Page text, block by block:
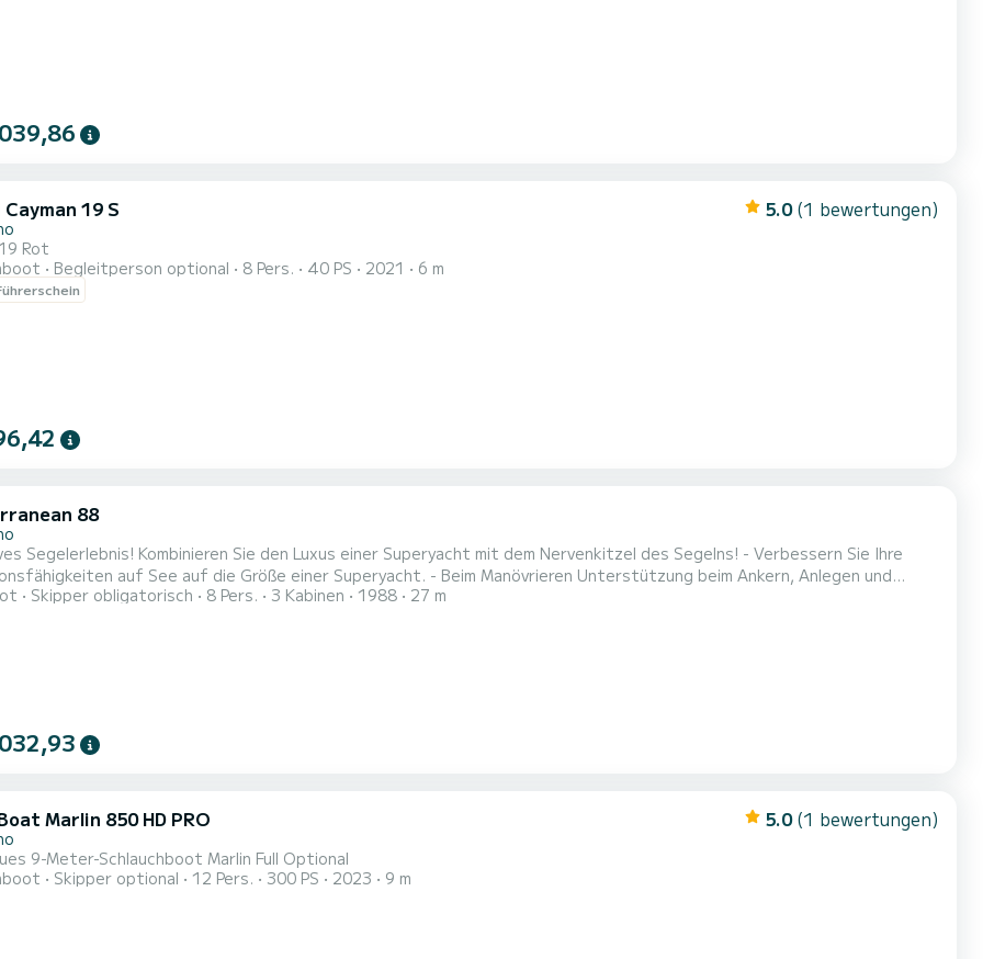
19 S 5.0 (1 bewertungen)
Rot
Begleitperson optional 8 Pers. 40 PS 2021 6 m
88
Luxus einer Superyacht mit dem Nervenkitzel des Segelns! - Verbessern Sie Ihre
auf See auf die Größe einer Superyacht. - Beim Manövrieren Unterstützung beim Ankern, Anlegen und
Bestimmen Sie Ihre eigenen Segelrouten und Ziele. - Erfahren Sie mehr über den Motor- und Pumpenraum einer
Skipper obligatorisch 8 Pers. 3 Kabinen 1988 27 m
Marlin 850 HD PRO 5.0 (1 bewertungen)
9-Meter-Schlauchboot Marlin Full Optional
Skipper optional 12 Pers. 300 PS 2023 9 m